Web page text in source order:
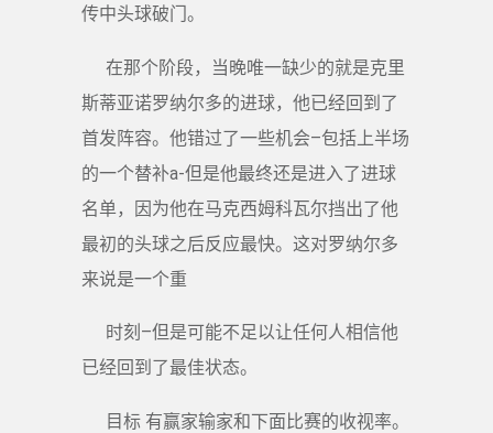
传中头球破门。
在那个阶段，当晚唯一缺少的就是克里
斯蒂亚诺罗纳尔多的进球，他已经回到了
首发阵容。他错过了一些机会–包括上半场
的一个替补a-但是他最终还是进入了进球
名单，因为他在马克西姆科瓦尔挡出了他
最初的头球之后反应最快。这对罗纳尔多
来说是一个重
时刻–但是可能不足以让任何人相信他
已经回到了最佳状态。
目标 有赢家输家和下面比赛的收视率。